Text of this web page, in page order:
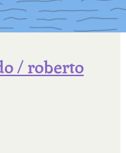
/ roberto